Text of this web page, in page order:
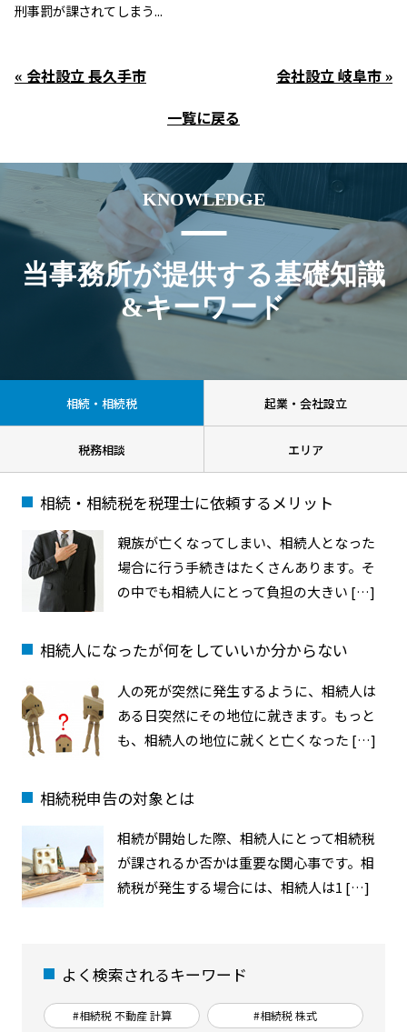
刑事罰が課されてしまう...
« 会社設立 長久手市
会社設立 岐阜市 »
一覧に戻る
KNOWLEDGE
当事務所が提供する基礎知識
&キーワード
相続・相続税 起業・会社設立
税務相談 エリア
相続・相続税を税理士に依頼するメリット
親族が亡くなってしまい、相続人となった
場合に行う手続きはたくさんあります。そ
の中でも相続人にとって負担の大きい […]
相続人になったが何をしていいか分からない
人の死が突然に発生するように、相続人は
ある日突然にその地位に就きます。もっと
も、相続人の地位に就くと亡くなった […]
相続税申告の対象とは
相続が開始した際、相続人にとって相続税
が課されるか否かは重要な関心事です。相
続税が発生する場合には、相続人は1 […]
よく検索されるキーワード
#相続税 不動産 計算 #相続税 株式